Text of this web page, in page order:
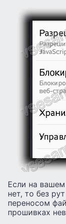
Если на
нет, то без
переносом
прошивках